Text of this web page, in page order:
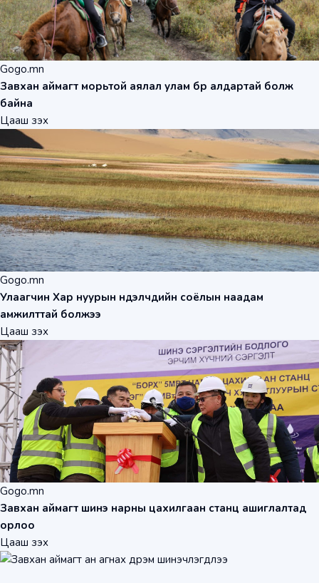
Gogo.mn
Завхан аймагт морьтой аялал улам бүр алдартай болж
байна
Цааш үзэх
Gogo.mn
Улаагчин Хар нуурын нүүдэлчдийн соёлын наадам
амжилттай болжээ
Цааш үзэх
Gogo.mn
Завхан аймагт шинэ нарны цахилгаан станц ашиглалтад
орлоо
Цааш үзэх